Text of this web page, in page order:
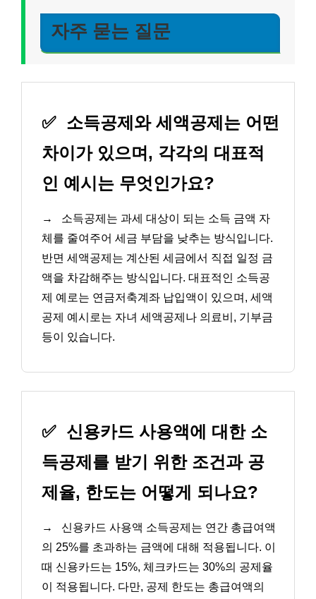
자주 묻는 질문
✅ 소득공제와 세액공제는 어떤
차이가 있으며, 각각의 대표적
인 예시는 무엇인가요?
→
소득공제는 과세 대상이 되는 소득 금액 자
체를 줄여주어 세금 부담을 낮추는 방식입니다.
반면 세액공제는 계산된 세금에서 직접 일정 금
액을 차감해주는 방식입니다. 대표적인 소득공
제 예로는 연금저축계좌 납입액이 있으며, 세액
공제 예시로는 자녀 세액공제나 의료비, 기부금
등이 있습니다.
✅ 신용카드 사용액에 대한 소
득공제를 받기 위한 조건과 공
제율, 한도는 어떻게 되나요?
→
신용카드 사용액 소득공제는 연간 총급여액
의 25%를 초과하는 금액에 대해 적용됩니다. 이
때 신용카드는 15%, 체크카드는 30%의 공제율
이 적용됩니다. 다만, 공제 한도는 총급여액의